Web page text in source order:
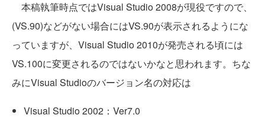
本稿執筆時点ではVisual Studio 2008が現役ですので、
(VS.90)などがない場合にはVS.90が表示されるようにな
っていますが、Visual Studio 2010が発売される頃には
VS.100に変更されるのではないかなと思われます。ちな
みにVisual Studioのバージョン名の対応は
Visual Studio 2002：Ver7.0